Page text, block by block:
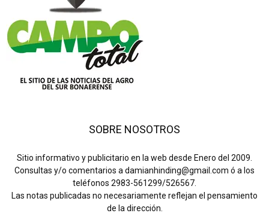
SOBRE NOSOTROS
Sitio informativo y publicitario en la web desde Enero del 2009.
Consultas y/o comentarios a damianhinding@gmail.com ó a los
teléfonos 2983-561299/526567.
Las notas publicadas no necesariamente reflejan el pensamiento
de la dirección.